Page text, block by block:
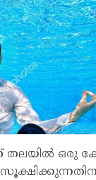
തലയിൽ ഒരു